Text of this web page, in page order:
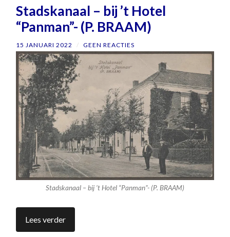
Stadskanaal – bij ’t Hotel
“Panman”- (P. BRAAM)
15 JANUARI 2022 / GEEN REACTIES
Stadskanaal – bij ’t Hotel “Panman”- (P. BRAAM)
Lees verder